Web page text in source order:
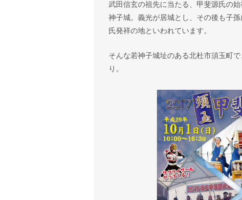
武田信玄の祖先に当たる、甲斐源氏の
神子城。義光が居城とし、その後も子
氏発祥の地といわれています。
そんな若神子城址のある北杜市須玉町
り。